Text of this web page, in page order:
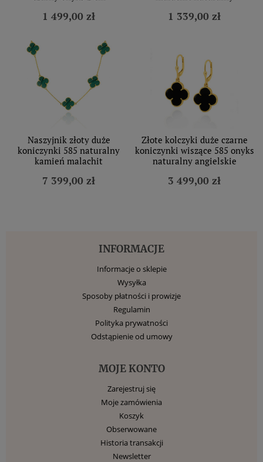
1 499,00 zł 1 339,00 zł
Naszyjnik złoty duże
koniczynki 585 naturalny
kamień malachit
7 399,00 zł
Złote kolczyki duże czarne
koniczynki wiszące 585 onyks
naturalny angielskie
3 499,00 zł
INFORMACJE
Informacje o sklepie
Wysyłka
Sposoby płatności i prowizje
Regulamin
Polityka prywatności
Odstąpienie od umowy
MOJE KONTO
Zarejestruj się
Moje zamówienia
Koszyk
Obserwowane
Historia transakcji
Newsletter